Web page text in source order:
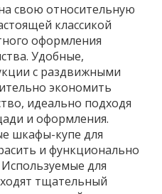
свою относительную
классикой
оформления
Удобные,
с раздвижными
экономить
идеально подходя
и оформления.
шкафы-купе для
и функционально
для
тщательный